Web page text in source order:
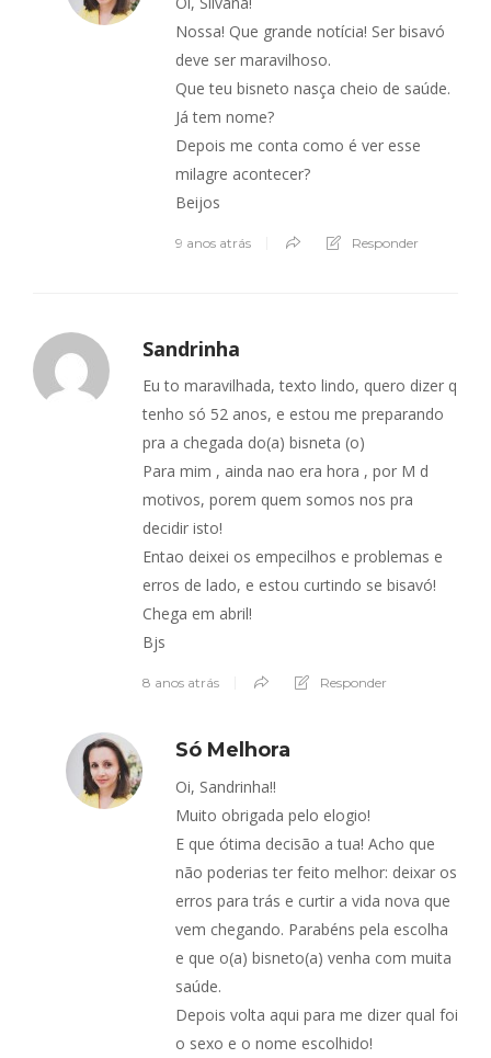
Nossa! Que grande notícia! Ser bisavó
deve ser maravilhoso.
Que teu bisneto nasça cheio de saúde.
Já tem nome?
Depois me conta como é ver esse
milagre acontecer?
Beijos
9 anos atrás Responder
Sandrinha
Eu to maravilhada, texto lindo, quero dizer q
tenho só 52 anos, e estou me preparando
pra a chegada do(a) bisneta (o)
Para mim , ainda nao era hora , por M d
motivos, porem quem somos nos pra
decidir isto!
Entao deixei os empecilhos e problemas e
erros de lado, e estou curtindo se bisavó!
Chega em abril!
Bjs
8 anos atrás Responder
Só Melhora
Oi, Sandrinha!!
Muito obrigada pelo elogio!
E que ótima decisão a tua! Acho que
não poderias ter feito melhor: deixar os
erros para trás e curtir a vida nova que
vem chegando. Parabéns pela escolha
e que o(a) bisneto(a) venha com muita
saúde.
Depois volta aqui para me dizer qual foi
o sexo e o nome escolhido!